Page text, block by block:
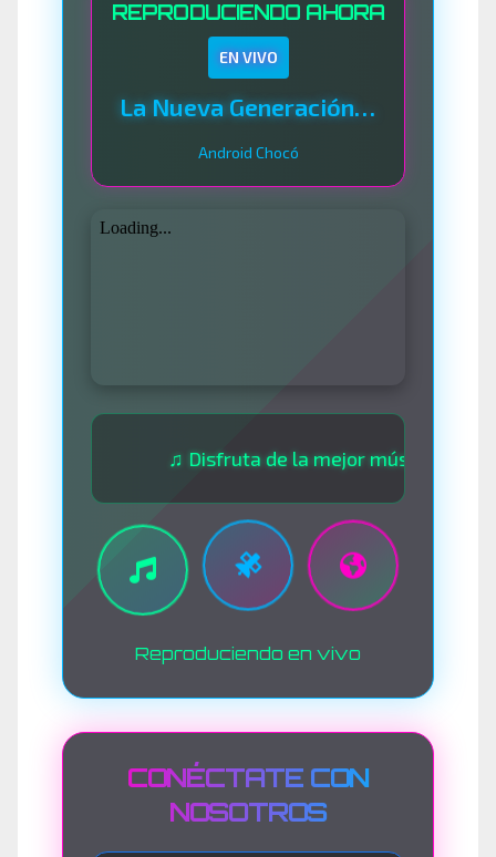
REPRODUCIENDO AHORA
EN VIVO
La Nueva Generación Del Sistema
Android Chocó
♫ Disfruta de la mejor música las 24 horas
Reproduciendo en vivo
CONÉCTATE CON
NOSOTROS